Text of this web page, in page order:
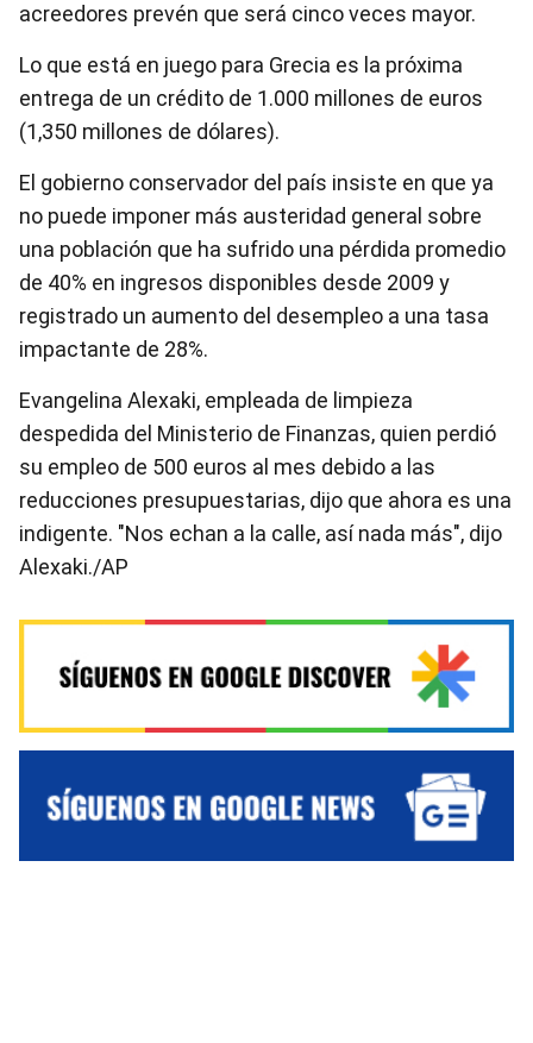
acreedores prevén que será cinco veces mayor.
Lo que está en juego para Grecia es la próxima
entrega de un crédito de 1.000 millones de euros
(1,350 millones de dólares).
El gobierno conservador del país insiste en que ya
no puede imponer más austeridad general sobre
una población que ha sufrido una pérdida promedio
de 40% en ingresos disponibles desde 2009 y
registrado un aumento del desempleo a una tasa
impactante de 28%.
Evangelina Alexaki, empleada de limpieza
despedida del Ministerio de Finanzas, quien perdió
su empleo de 500 euros al mes debido a las
reducciones presupuestarias, dijo que ahora es una
indigente. "Nos echan a la calle, así nada más", dijo
Alexaki./AP